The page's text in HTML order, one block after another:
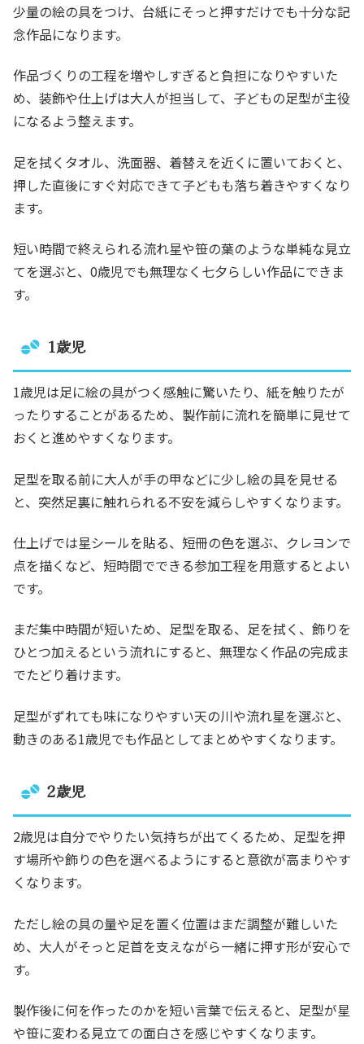
少量の絵の具をつけ、台紙にそっと押すだけでも十分な記
念作品になります。
作品づくりの工程を増やしすぎると負担になりやすいた
め、装飾や仕上げは大人が担当して、子どもの足型が主役
になるよう整えます。
足を拭くタオル、洗面器、着替えを近くに置いておくと、
押した直後にすぐ対応できて子どもも落ち着きやすくなり
ます。
短い時間で終えられる流れ星や笹の葉のような単純な見立
てを選ぶと、0歳児でも無理なく七夕らしい作品にできま
す。
1歳児
1歳児は足に絵の具がつく感触に驚いたり、紙を触りたが
ったりすることがあるため、製作前に流れを簡単に見せて
おくと進めやすくなります。
足型を取る前に大人が手の甲などに少し絵の具を見せる
と、突然足裏に触れられる不安を減らしやすくなります。
仕上げでは星シールを貼る、短冊の色を選ぶ、クレヨンで
点を描くなど、短時間でできる参加工程を用意するとよい
です。
まだ集中時間が短いため、足型を取る、足を拭く、飾りを
ひとつ加えるという流れにすると、無理なく作品の完成ま
でたどり着けます。
足型がずれても味になりやすい天の川や流れ星を選ぶと、
動きのある1歳児でも作品としてまとめやすくなります。
2歳児
2歳児は自分でやりたい気持ちが出てくるため、足型を押
す場所や飾りの色を選べるようにすると意欲が高まりやす
くなります。
ただし絵の具の量や足を置く位置はまだ調整が難しいた
め、大人がそっと足首を支えながら一緒に押す形が安心で
す。
製作後に何を作ったのかを短い言葉で伝えると、足型が星
や笹に変わる見立ての面白さを感じやすくなります。